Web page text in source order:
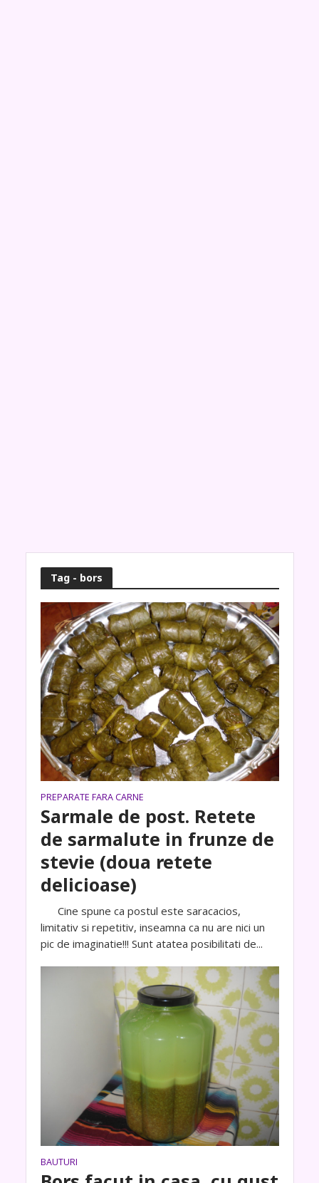
Tag - bors
PREPARATE FARA CARNE
Sarmale de post. Retete
de sarmalute in frunze de
stevie (doua retete
delicioase)
Cine spune ca postul este saracacios,
limitativ si repetitiv, inseamna ca nu are nici un
pic de imaginatie!!! Sunt atatea posibilitati de...
BAUTURI